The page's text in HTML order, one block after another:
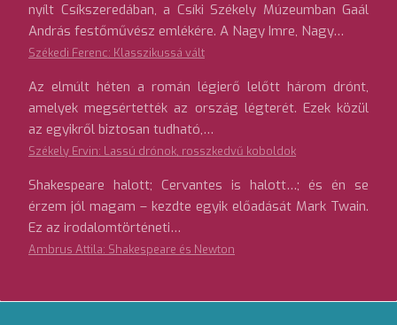
nyílt Csíkszeredában, a Csíki Székely Múzeumban Gaál
András festőművész emlékére. A Nagy Imre, Nagy…
Székedi Ferenc: Klasszikussá vált
Az elmúlt héten a román légierő lelőtt három drónt,
amelyek megsértették az ország légterét. Ezek közül
az egyikről biztosan tudható,…
Székely Ervin: Lassú drónok, rosszkedvű koboldok
Shakespeare halott; Cervantes is halott…; és én se
érzem jól magam – kezdte egyik előadását Mark Twain.
Ez az irodalomtörténeti…
Ambrus Attila: Shakespeare és Newton